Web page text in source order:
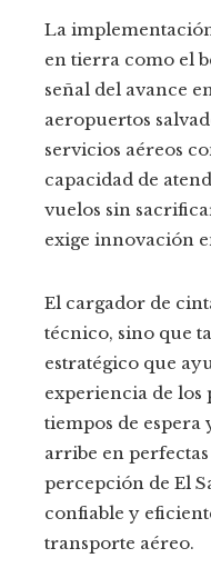
La
en tierra como el
señal del avance
aeropuertos
servicios aéreos
capacidad de
vuelos sin
exige innovación
El cargador de
técnico, sino que
estratégico que
experiencia de los
tiempos de espera
arribe en
percepción de El
confiable y
transporte aéreo.